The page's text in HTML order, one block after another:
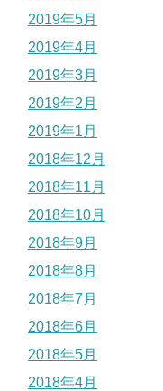
2019年5月
2019年4月
2019年3月
2019年2月
2019年1月
2018年12月
2018年11月
2018年10月
2018年9月
2018年8月
2018年7月
2018年6月
2018年5月
2018年4月